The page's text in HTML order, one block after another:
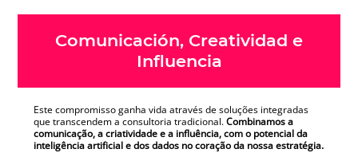
Comunicación, Creatividad e
Influencia
Este compromisso ganha vida através de soluções integradas
que transcendem a consultoria tradicional.Combinamos a
comunicação, a criatividade e a influência, com o potencial da
inteligência artificial e dos dados no coração da nossa estratégia.